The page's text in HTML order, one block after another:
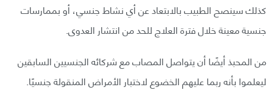
كذلك سينصح الطبيب بالابتعاد عن أي نشاط جنسي، أو بممارسات
جنسية معينة خلال فترة العلاج للحد من انتشار العدوى.
من المحبذ أيضًا أن يتواصل المصاب مع شركائه الجنسيين السابقين
ليعلموا بأنه ربما عليهم الخضوع لاختبار الأمراض المنقولة جنسيًا.